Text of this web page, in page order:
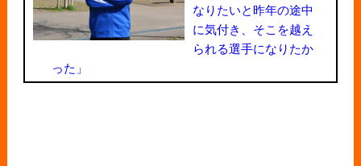
なりたいと昨年の途中
に気付き、そこを越え
られる選手になりたか
った」